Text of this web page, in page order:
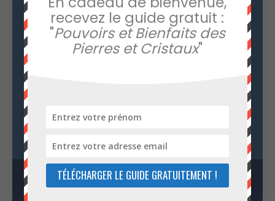
Rejoignez la newsletter
d'introduction à la lithothérapie : "
recevez le guide gratuit :
"Pouvoirs et Bienfaits des
Pierres et Cristaux"
TÉLÉCHARGER LE GUIDE GRATUITEMENT !